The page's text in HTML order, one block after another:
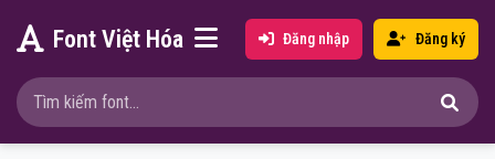
Font Việt Hóa Đăng nhập Đăng ký